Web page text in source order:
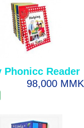
Phonicc Reader
98,000 MMK